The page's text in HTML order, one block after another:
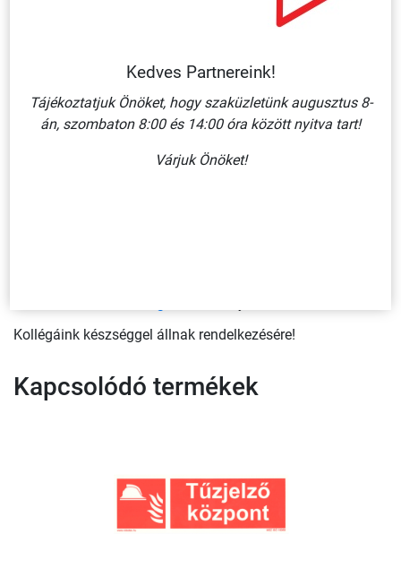
szalagok, nyilak
szabványkövetelmény a csúszásmentesség
Az utánvilágító rendszerben kiválóan
alkalmazható utánvilágító panoráma táblánk, mely 180°-os
látómezőt biztosít, így lényegesen javítja a képjel
Kollégáink készséggel állnak rendelkezésére!
Kapcsolódó termékek
Kedves Partnereink!
Tájékoztatjuk Önöket, hogy szaküzletünk augusztus 8-
án, szombaton 8:00 és 14:00 óra között nyitva tart!
Várjuk Önöket!